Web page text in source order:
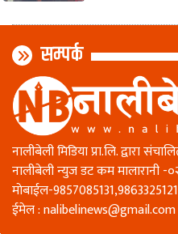
सम्पर्क
नालीबेली मिडिया प्रा.लि. द्वारा
नालीबेली न्युज डट कम मालारानी -
माेबाईल-9857085131,9863325121
ईमेल :nalibelinews@gmail.com